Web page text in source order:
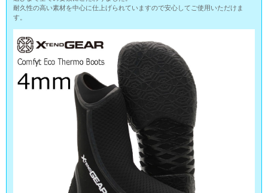
耐久性の高い素材を中心に仕上げられていますので安心してご使用いただけま
す。